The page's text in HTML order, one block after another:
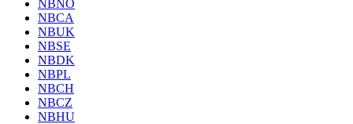
NBNO
NBCA
NBUK
NBSE
NBDK
NBPL
NBCH
NBCZ
NBHU